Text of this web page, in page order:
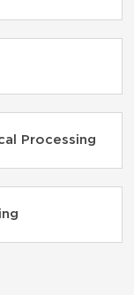
Processing